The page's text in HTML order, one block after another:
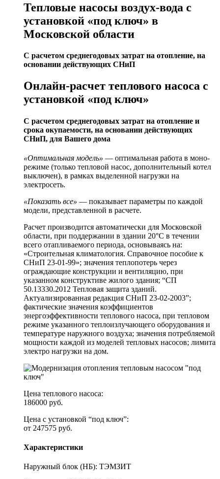
Тепловые насосы воздух-вода с
установкой «под ключ» в
Московской области
С расчетом среднегодовых затрат на отопление, на
основании действующих СНиП
Онлайн-расчет теплового насоса с
установкой «под ключ»
С расчетом среднегодовых затрат на отопление и
срока окупаемости, на основании действующих
СНиП, для Вашего дома
«Оптимальная модель» — оптимальная работа в моно-
режиме (только тепловой насос, дополнительный котел
выключен), в рамках выделенной нагрузки на
электросеть.
«Показать все» — показывает параметры по каждой
модели, представленной в расчете.
Расчет производится автоматически для Московской
области, при поддержании в здании 20°C в течении
всего отапливаемого периода, основываясь на:
«Строительная климатология. Справочное пособие к
СНиП 23-01-99»; значения теплопотерь через
ограждающие конструкции и вентиляцию, при
указанном конструктиве жилого здания; “СП
50.13330.2012 Тепловая защита зданий.
Актуализированная редакция СНиП 23-02-2003”;
фактические значения коэффициентов
энергоэффективности теплового насоса, при тепловом
режиме указанного теплоизлучающего оборудования и
температуре наружного воздуха; значения потребляемой
мощности каждой из моделей тепловых насосов; лимита
электро нагрузки на дом.
Цена теплового насоса:
186000 руб.
Цена с установкой “под ключ”:
от 247575 руб.
Характеристики
Наружный блок (НБ): ТЭМЗИТ